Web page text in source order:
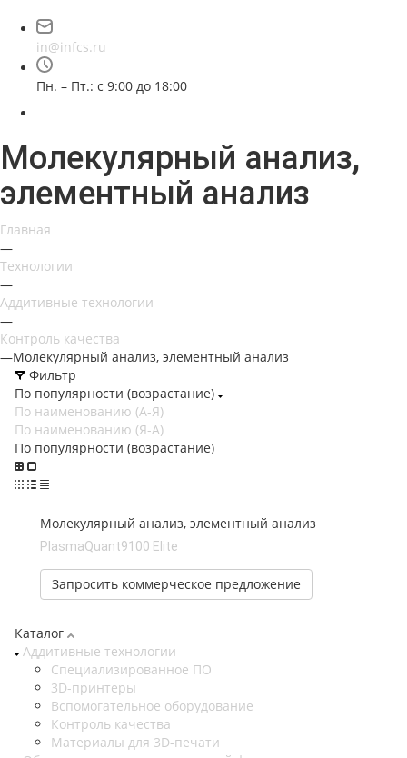
in@infcs.ru
Пн. – Пт.: с 9:00 до 18:00
Молекулярный анализ,
элементный анализ
Главная
—
Технологии
—
Аддитивные технологии
—
Контроль качества
—Молекулярный анализ, элементный анализ
Фильтр
По популярности (возрастание)
По наименованию (А-Я)
По наименованию (Я-А)
По популярности (возрастание)
Молекулярный анализ, элементный анализ
PlasmaQuant9100 Elite
Запросить коммерческое предложение
Каталог
Аддитивные технологии
Специализированное ПО
3D-принтеры
Вспомогательное оборудование
Контроль качества
Материалы для 3D-печати